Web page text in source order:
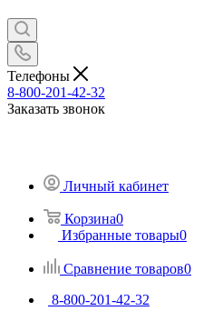
Телефоны
8-800-201-42-32
Заказать звонок
Личный кабинет
Корзина0
Избранные товары0
Сравнение товаров0
8-800-201-42-32